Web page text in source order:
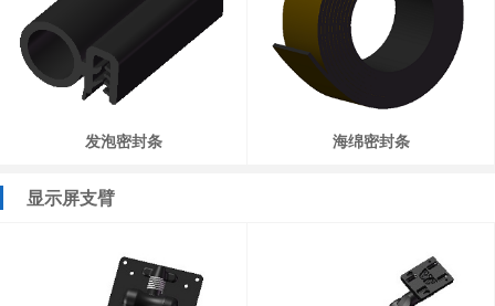
发泡密封条 海绵密封条
显示屏支臂